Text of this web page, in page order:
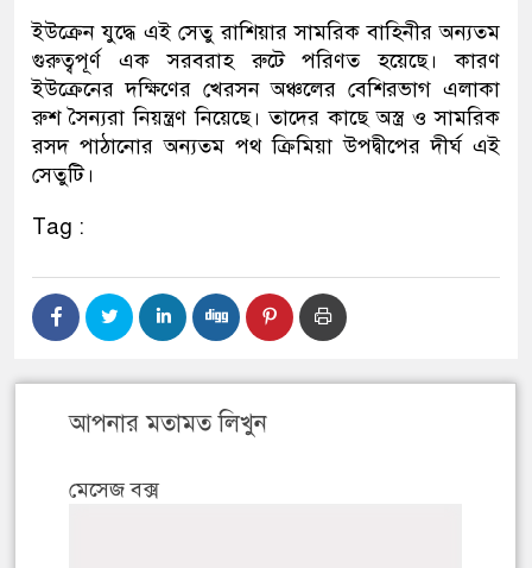
ইউক্রেন যুদ্ধে এই সেতু রাশিয়ার সামরিক বাহিনীর অন্যতম
গুরুত্বপূর্ণ এক সরবরাহ রুটে পরিণত হয়েছে। কারণ
ইউক্রেনের দক্ষিণের খেরসন অঞ্চলের বেশিরভাগ এলাকা
রুশ সৈন্যরা নিয়ন্ত্রণ নিয়েছে। তাদের কাছে অস্ত্র ও সামরিক
রসদ পাঠানোর অন্যতম পথ ক্রিমিয়া উপদ্বীপের দীর্ঘ এই
সেতুটি।
Tag :
আপনার মতামত লিখুন
মেসেজ বক্স